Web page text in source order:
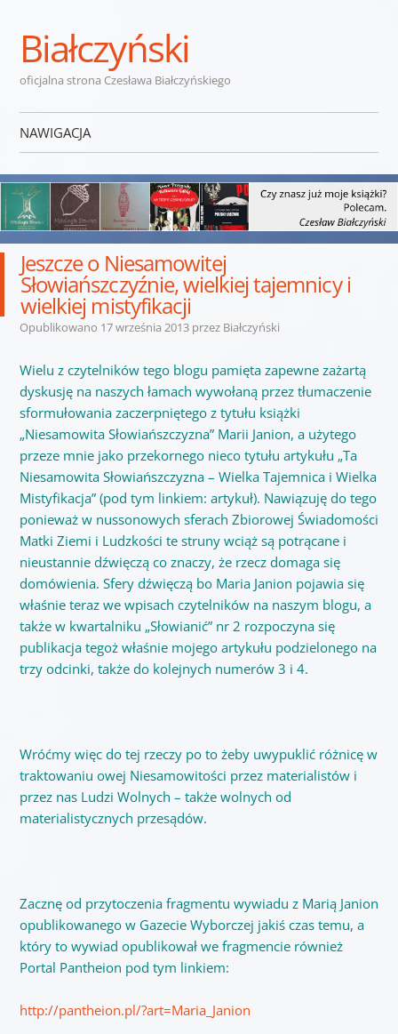
Białczyński
oficjalna strona Czesława Białczyńskiego
NAWIGACJA
Jeszcze o Niesamowitej
Słowiańszczyźnie, wielkiej tajemnicy i
wielkiej mistyfikacji
Opublikowano 17 września 2013przez Białczyński
Wielu z czytelników tego blogu pamięta zapewne zażartą
dyskusję na naszych łamach wywołaną przez tłumaczenie
sformułowania zaczerpniętego z tytułu książki
„Niesamowita Słowiańszczyzna” Marii Janion, a użytego
przeze mnie jako przekornego nieco tytułu artykułu „Ta
Niesamowita Słowiańszczyzna – Wielka Tajemnica i Wielka
Mistyfikacja” (pod tym linkiem: artykuł). Nawiązuję do tego
ponieważ w nussonowych sferach Zbiorowej Świadomości
Matki Ziemi i Ludzkości te struny wciąż są potrącane i
nieustannie dźwięczą co znaczy, że rzecz domaga się
domówienia. Sfery dźwięczą bo Maria Janion pojawia się
właśnie teraz we wpisach czytelników na naszym blogu, a
także w kwartalniku „Słowianić” nr 2 rozpoczyna się
publikacja tegoż właśnie mojego artykułu podzielonego na
trzy odcinki, także do kolejnych numerów 3 i 4.
Wróćmy więc do tej rzeczy po to żeby uwypuklić różnicę w
traktowaniu owej Niesamowitości przez materialistów i
przez nas Ludzi Wolnych – także wolnych od
materialistycznych przesądów.
Zacznę od przytoczenia fragmentu wywiadu z Marią Janion
opublikowanego w Gazecie Wyborczej jakiś czas temu, a
który to wywiad opublikował we fragmencie również
Portal Pantheion pod tym linkiem:
http://pantheion.pl/?art=Maria_Janion